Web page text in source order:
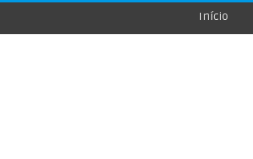
Início